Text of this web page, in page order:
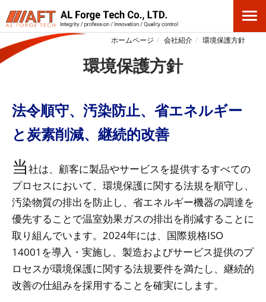
ホームページ 会社紹介 環境保護方針
環境保護方針
法令順守、汚染防止、省エネルギー
と炭素削減、継続的改善
当社は、顧客に製品やサービスを提供するすべての
プロセスにおいて、環境保護に関する法規を順守し、
汚染物質の排出を防止し、省エネルギー機器の調達を
優先することで温室効果ガスの排出を削減することに
取り組んでいます。2024年には、国際規格ISO
14001を導入・実施し、製造およびサービス提供のプ
ロセスが環境保護に関する法規要件を満たし、継続的
改善の仕組みを採用することを確実にします。